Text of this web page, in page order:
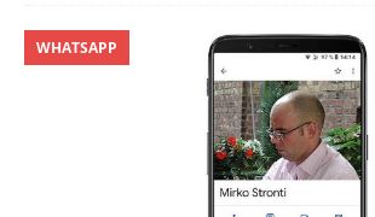
WHATSAPP